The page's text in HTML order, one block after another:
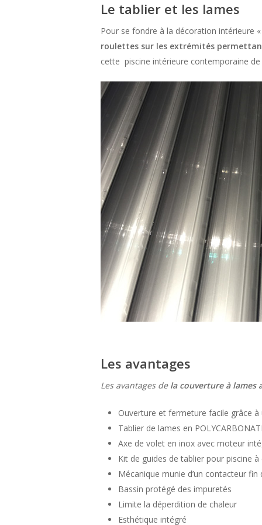
Le tablier et les lames
Pour se fondre à la décoration intérieure
roulettes sur les extrémités
cette piscine intérieure contemporaine
Les avantages
Les avantages de la couverture à
Ouverture et fermeture facile grâce
Tablier de lames en
Axe de volet en inox avec moteur
Kit de guides de tablier pour piscine
Mécanique munie d’un contacteur
Bassin protégé des impuretés
Limite la déperdition de chaleur
Esthétique intégré